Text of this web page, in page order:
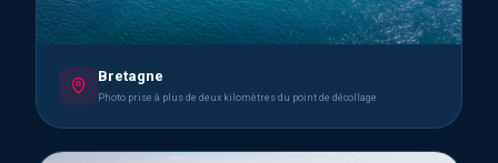
Bretagne
Photo prise à plus de deux kilomètres du point de décollage